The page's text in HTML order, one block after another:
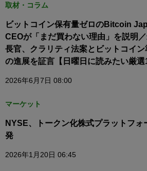
取材・コラム
ビットコイン保有量ゼロのBitcoin
CEOが「まだ買わない理由」を説明
長官、クラリティ法案とビットコイン
の進展を証言【日曜日に読みたい厳選
2026年6月7日 08:00
マーケット
NYSE、トークン化株式プラットフォ
発
2026年1月20日 06:45